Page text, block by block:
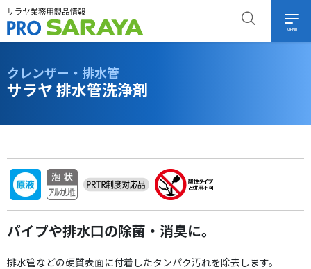
MENU
クレンザー・排水管
サラヤ 排水管洗浄剤
パイプや排水口の除菌・消臭に。
排水管などの硬質表面に付着したタンパク汚れを除去します。